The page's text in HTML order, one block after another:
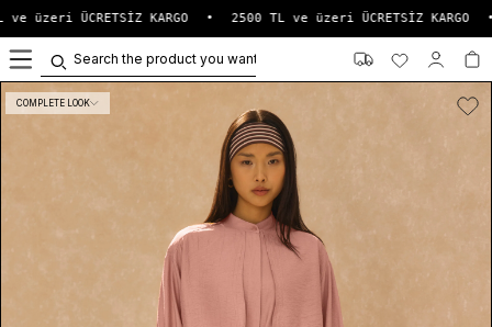
üzeri ÜCRETSİZ KARGO 2500 TL ve üzeri ÜCRETSİZ KARGO
COMPLETE LOOK